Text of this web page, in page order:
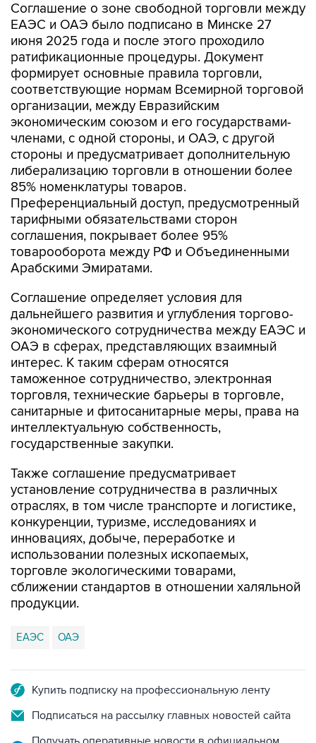
Соглашение о зоне свободной торговли между
ЕАЭС и ОАЭ было подписано в Минске 27
июня 2025 года и после этого проходило
ратификационные процедуры. Документ
формирует основные правила торговли,
соответствующие нормам Всемирной торговой
организации, между Евразийским
экономическим союзом и его государствами-
членами, с одной стороны, и ОАЭ, с другой
стороны и предусматривает дополнительную
либерализацию торговли в отношении более
85% номенклатуры товаров.
Преференциальный доступ, предусмотренный
тарифными обязательствами сторон
соглашения, покрывает более 95%
товарооборота между РФ и Объединенными
Арабскими Эмиратами.
Соглашение определяет условия для
дальнейшего развития и углубления торгово-
экономического сотрудничества между ЕАЭС и
ОАЭ в сферах, представляющих взаимный
интерес. К таким сферам относятся
таможенное сотрудничество, электронная
торговля, технические барьеры в торговле,
санитарные и фитосанитарные меры, права на
интеллектуальную собственность,
государственные закупки.
Также соглашение предусматривает
установление сотрудничества в различных
отраслях, в том числе транспорте и логистике,
конкуренции, туризме, исследованиях и
инновациях, добыче, переработке и
использовании полезных ископаемых,
торговле экологическими товарами,
сближении стандартов в отношении халяльной
продукции.
ЕАЭС ОАЭ
Купить подписку на профессиональную ленту
Подписаться на рассылку главных новостей сайта